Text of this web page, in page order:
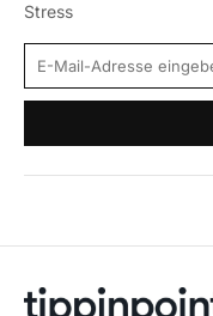
Stress
E-Mail-Adresse